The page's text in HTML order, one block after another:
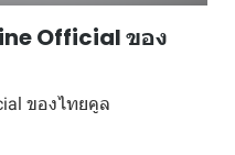
Official ของ
ของไทยคูล